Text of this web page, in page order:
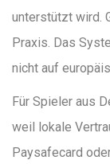
unterstützt wird.
Praxis. Das
nicht auf
Für Spieler aus
weil lokale
Paysafecard